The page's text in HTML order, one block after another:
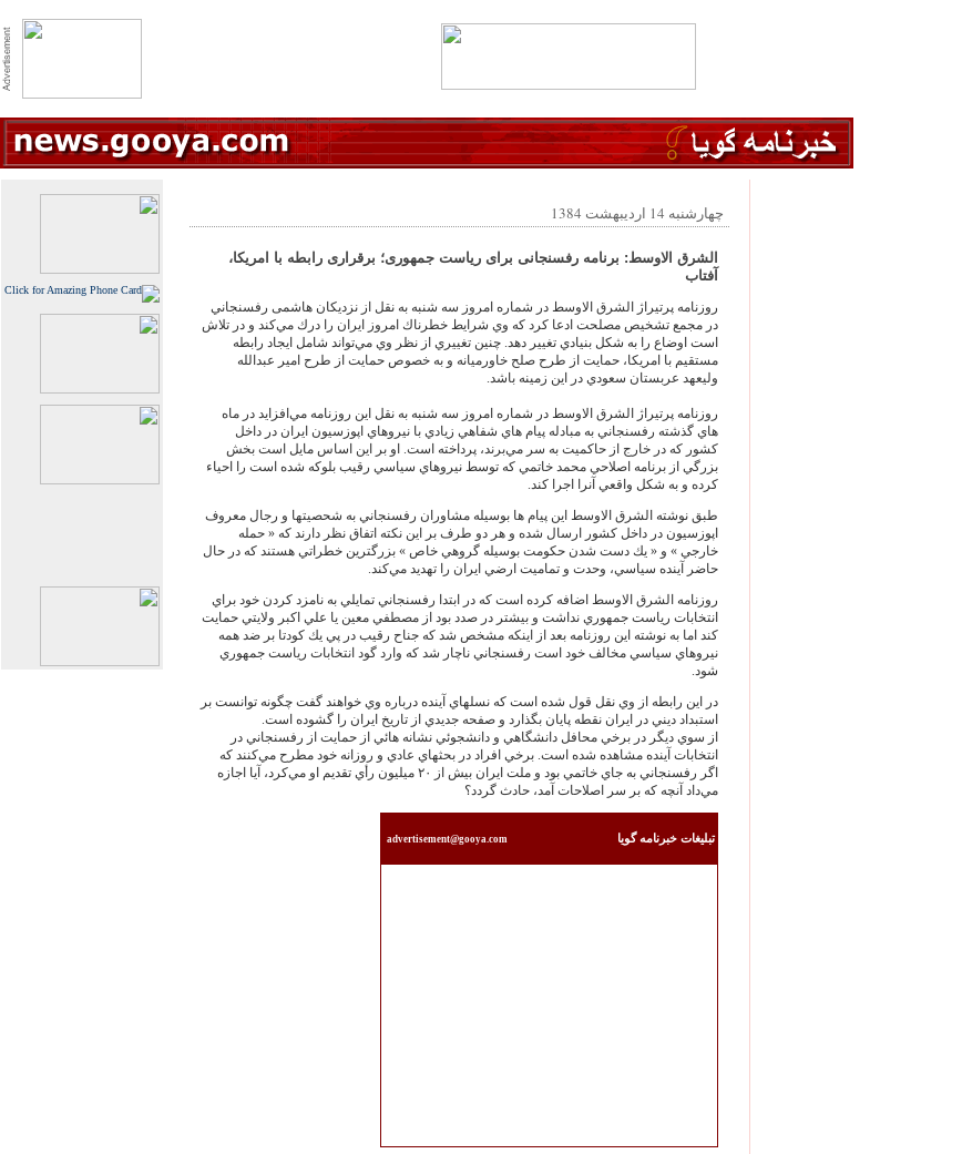
چهارشنبه 14 اردیبهشت 1384
الشرق الاوسط: برنامه رفسنجانی برای رياست جمهوری؛ برقراری رابطه با امريكا،
آفتاب
روزنامه پرتيراژ الشرق الاوسط در شماره امروز سه شنبه به نقل از نزديكان هاشمی رفسنجاني
در مجمع تشخيص مصلحت ادعا کرد كه وي شرايط خطرناك امروز ايران را درك مي‌كند و در تلاش
است اوضاع را به شكل بنيادي تغيير دهد. چنين تغييري از نظر وي مي‌تواند شامل ايجاد رابطه
مستقيم با امريكا، حمايت از طرح صلح خاورميانه و به خصوص حمايت از طرح امير عبدالله
وليعهد عربستان سعودي در اين زمينه ‌باشد.
روزنامه پرتيراژ الشرق الاوسط در شماره امروز سه شنبه به نقل اين روزنامه مي‌افزايد در ماه
هاي گذشته رفسنجاني به مبادله پيام هاي شفاهي زيادي با نيروهاي اپوزسيون ايران در داخل
كشور كه در خارج از حاكميت به سر مي‌برند، پرداخته است. او بر اين اساس مايل است بخش
بزرگي از برنامه اصلاحي محمد خاتمي كه توسط نيروهاي سياسي رقيب بلوكه شده است را احياء
كرده و به شكل واقعي آنرا اجرا كند.
طبق نوشته الشرق الاوسط اين پيام ها بوسيله مشاوران رفسنجاني به شحصيتها و رجال معروف
اپوزسيون در داخل كشور ارسال شده و هر دو طرف بر اين نكته اتفاق نظر دارند كه « حمله
خارجي » و « يك دست شدن حكومت بوسيله گروهي خاص » بزرگترين خطراتي هستند كه در حال
حاضر آينده سياسي، وحدت و تماميت ارضي ايران را تهديد مي‌كند.
روزنامه الشرق الاوسط اضافه كرده است كه در ابتدا رفسنجاني تمايلي به نامزد كردن خود براي
انتخابات رياست جمهوري نداشت و بيشتر در صدد بود از مصطفي معين يا علي اكبر ولايتي حمايت
كند اما به نوشته اين روزنامه بعد از اينكه مشخص شد كه جناح رقيب در پي يك كودتا بر ضد همه
نيروهاي سياسي مخالف خود است رفسنجاني ناچار شد كه وارد گود انتخابات رياست جمهوري
شود.
در اين رابطه از وي نقل قول شده است كه نسلهاي آينده درباره وي خواهند گفت چگونه توانست بر
استبداد ديني در ايران نقطه پايان بگذارد و صفحه جديدي از تاريخ ايران را گشوده است.
از سوي ديگر در برخي محافل دانشگاهي و دانشجوئي نشانه هائي از حمايت از رفسنجاني در
انتخابات آينده مشاهده شده است. برخي افراد در بحثهاي عادي و روزانه خود مطرح مي‌كنند كه
اگر رفسنجاني به جاي خاتمي بود و ملت ايران بيش از ٢٠ ميليون رأي تقديم او مي‌كرد، آيا اجازه
مي‌داد آنچه كه بر سر اصلاحات آمد، حادث گردد؟
تبليغات خبرنامه گويا advertisement@gooya.com